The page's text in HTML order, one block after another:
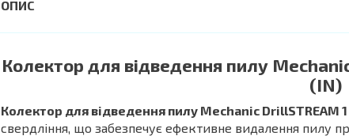
Колектор для відведення пилу
(IN)
Колектор для відведення пилу Mechanic DrillSTREAM
свердління, що забезпечує ефективне видалення пилу